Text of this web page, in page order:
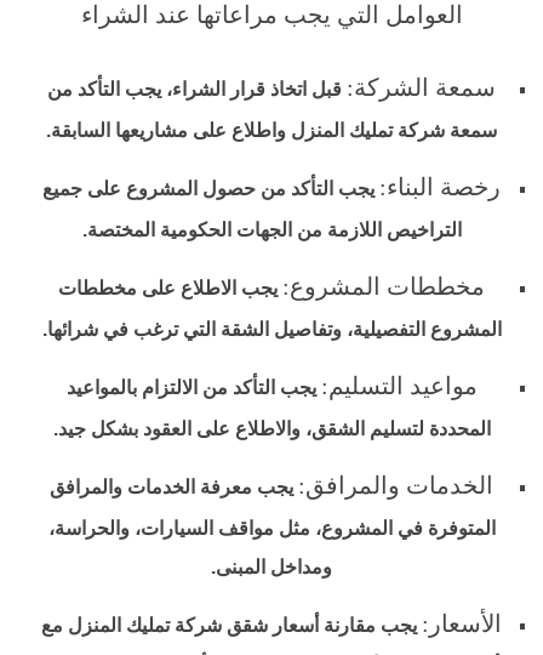
العوامل التي يجب مراعاتها عند الشراء
سمعة الشركة: قبل اتخاذ قرار الشراء، يجب التأكد من
سمعة شركة تمليك المنزل واطلاع على مشاريعها السابقة.
رخصة البناء: يجب التأكد من حصول المشروع على جميع
التراخيص اللازمة من الجهات الحكومية المختصة.
مخططات المشروع: يجب الاطلاع على مخططات
المشروع التفصيلية، وتفاصيل الشقة التي ترغب في شرائها.
مواعيد التسليم: يجب التأكد من الالتزام بالمواعيد
المحددة لتسليم الشقق، والاطلاع على العقود بشكل جيد.
الخدمات والمرافق: يجب معرفة الخدمات والمرافق
المتوفرة في المشروع، مثل مواقف السيارات، والحراسة،
ومداخل المبنى.
الأسعار: يجب مقارنة أسعار شقق شركة تمليك المنزل مع